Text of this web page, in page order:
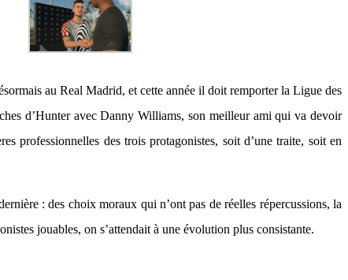
au Real Madrid, et cette année il doit remporter la Ligue des
d’Hunter avec Danny Williams, son meilleur ami qui va devoir
professionnelles des trois protagonistes, soit d’une traite, soit en
: des choix moraux qui n’ont pas de réelles répercussions, la
jouables, on s’attendait à une évolution plus consistante.